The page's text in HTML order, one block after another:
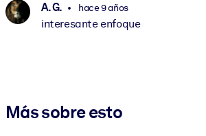
A. G. hace 9 años
interesante enfoque
Más sobre esto